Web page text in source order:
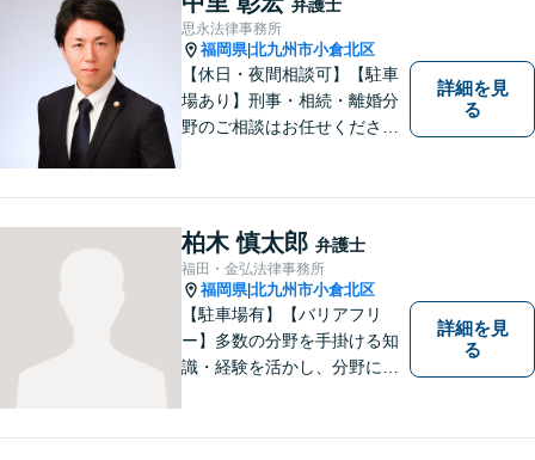
ので、お気軽にご相談くださ
いませ。【駐車場あり】
弁護士
思永法律事務所
福岡県|北九州市小倉北区
【休日・夜間相談可】【駐車
場あり】刑事・相続・離婚分
野のご相談はお任せくださ
に尽力します。フリーターか
ら弁護士になった特殊な経緯
あり。【電話相談可】
詳細を見
る
柏木 慎太郎 弁護士
福田・金弘法律事務所
福岡県|北九州市小倉北区
【駐車場有】【バリアフリ
ー】多数の分野を手掛ける知
識・経験を活かし、分野にと
かりやすいリーガルサービス
詳細を見
る